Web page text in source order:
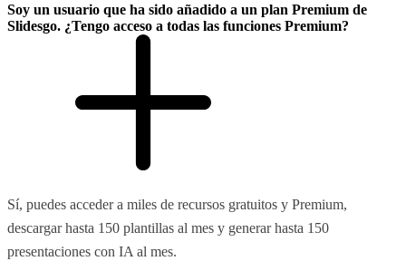
Soy un usuario que ha sido añadido a un plan Premium de
Slidesgo. ¿Tengo acceso a todas las funciones Premium?
Sí, puedes acceder a miles de recursos gratuitos y Premium,
descargar hasta 150 plantillas al mes y generar hasta 150
presentaciones con IA al mes.